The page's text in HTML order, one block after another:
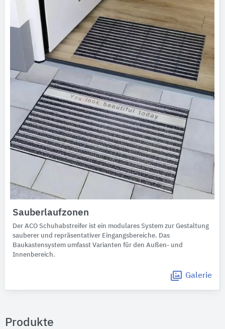
Sauberlaufzonen
Der ACO Schuhabstreifer ist ein modulares System zur Gestaltung
sauberer und repräsentativer Eingangsbereiche. Das
Baukastensystem umfasst Varianten für den Außen- und
Innenbereich.
Galerie
Produkte